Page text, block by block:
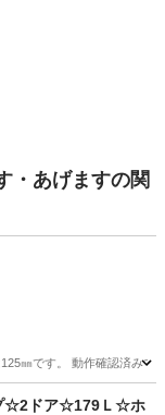
・あげますの関
㎜です。 動作確認済みで
☆2ドア☆179Ｌ☆ホ